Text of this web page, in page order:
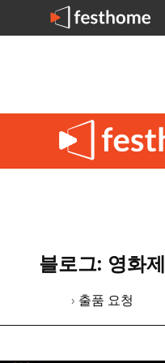
블로그: 영화제
› 출품 요청